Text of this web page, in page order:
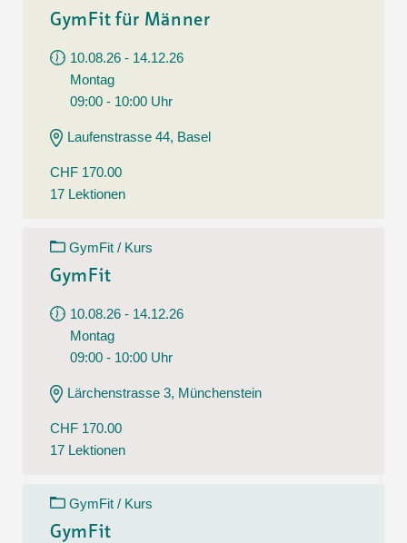
GymFit für Männer
10.08.26 - 14.12.26
Montag
09:00 - 10:00 Uhr
Laufenstrasse 44, Basel
CHF 170.00
17 Lektionen
GymFit / Kurs
GymFit
10.08.26 - 14.12.26
Montag
09:00 - 10:00 Uhr
Lärchenstrasse 3, Münchenstein
CHF 170.00
17 Lektionen
GymFit / Kurs
GymFit